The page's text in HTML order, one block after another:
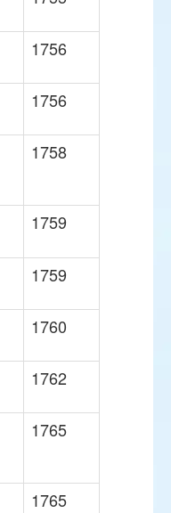
1756
1756
1758
1759
1759
1760
1762
1765
1765